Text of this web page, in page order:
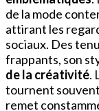
de la mode
attirant les
sociaux. Des
frappants, son
de la créativité.
tournent souvent
remet